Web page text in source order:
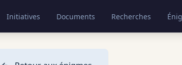
Initiatives Documents Recherches